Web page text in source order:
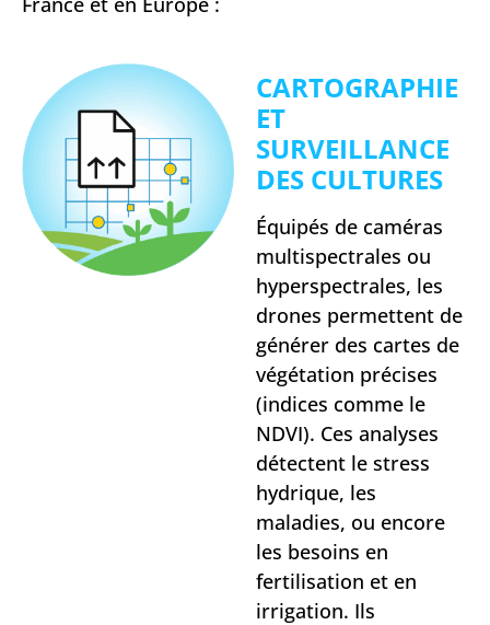
CARTOGRAPHIE
ET
SURVEILLANCE
DES CULTURES
Équipés de caméras
multispectrales ou
hyperspectrales, les
drones permettent de
générer des cartes de
végétation précises
(indices comme le
NDVI). Ces analyses
détectent le stress
hydrique, les
maladies, ou encore
les besoins en
fertilisation et en
irrigation. Ils